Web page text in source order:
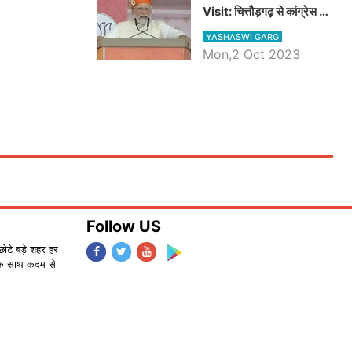
Visit: चित्तौड़गढ़ से कांग्रेस पर
जमकर गरजे पीएम मोदी, जाने
प्रधानमंत्री के भाषण की बड़ी
YASHASWI GARG
Mon,2 Oct 2023
बड़े शहर हर
साथ कदम से
Follow US